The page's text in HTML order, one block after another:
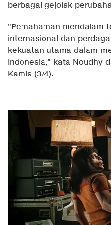
berbagai gejolak
"Pemahaman mendalam
internasional dan
kekuatan utama dalam
Indonesia," kata Noudhy
Kamis (3/4).